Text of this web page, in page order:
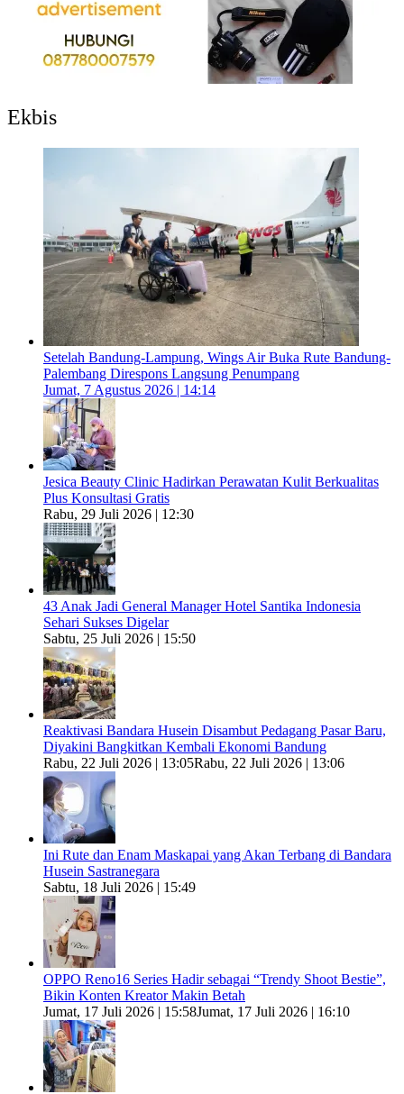
Ekbis
Setelah Bandung-Lampung, Wings Air Buka Rute Bandung-
Palembang Direspons Langsung Penumpang
Jumat, 7 Agustus 2026 | 14:14
Jesica Beauty Clinic Hadirkan Perawatan Kulit Berkualitas
Plus Konsultasi Gratis
Rabu, 29 Juli 2026 | 12:30
43 Anak Jadi General Manager Hotel Santika Indonesia
Sehari Sukses Digelar
Sabtu, 25 Juli 2026 | 15:50
Reaktivasi Bandara Husein Disambut Pedagang Pasar Baru,
Diyakini Bangkitkan Kembali Ekonomi Bandung
Rabu, 22 Juli 2026 | 13:05Rabu, 22 Juli 2026 | 13:06
Ini Rute dan Enam Maskapai yang Akan Terbang di Bandara
Husein Sastranegara
Sabtu, 18 Juli 2026 | 15:49
OPPO Reno16 Series Hadir sebagai “Trendy Shoot Bestie”,
Bikin Konten Kreator Makin Betah
Jumat, 17 Juli 2026 | 15:58Jumat, 17 Juli 2026 | 16:10